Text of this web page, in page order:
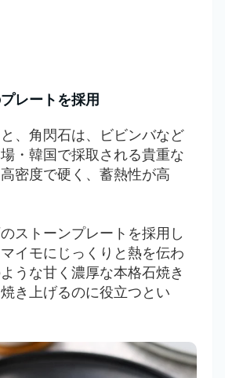
レートを採用
、角閃石は、
ビビンバなど
・韓国で採取される貴重な
密度で硬く、蓄熱性が高
ストーンプレートを採用し
イモにじっくりと熱を伝わ
うな甘く濃厚な本格石焼き
き上げるのに役立つとい